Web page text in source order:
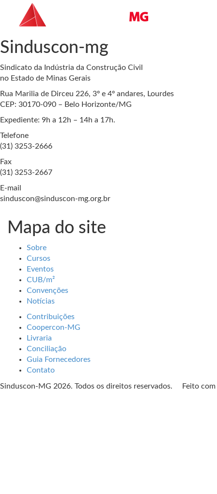
Sinduscon-mg
Sindicato da Indústria da Construção Civil
no Estado de Minas Gerais
Rua Marilia de Dirceu 226, 3º e 4º andares, Lourdes
CEP: 30170-090 – Belo Horizonte/MG
Expediente: 9h a 12h – 14h a 17h.
Telefone
(31) 3253-2666
Fax
(31) 3253-2667
E-mail
sinduscon@sinduscon-mg.org.br
Mapa do site
Sobre
Cursos
Eventos
CUB/m²
Convenções
Notícias
Contribuições
Coopercon-MG
Livraria
Conciliação
Guia Fornecedores
Contato
Sinduscon-MG 2026. Todos os direitos reservados. Feito com